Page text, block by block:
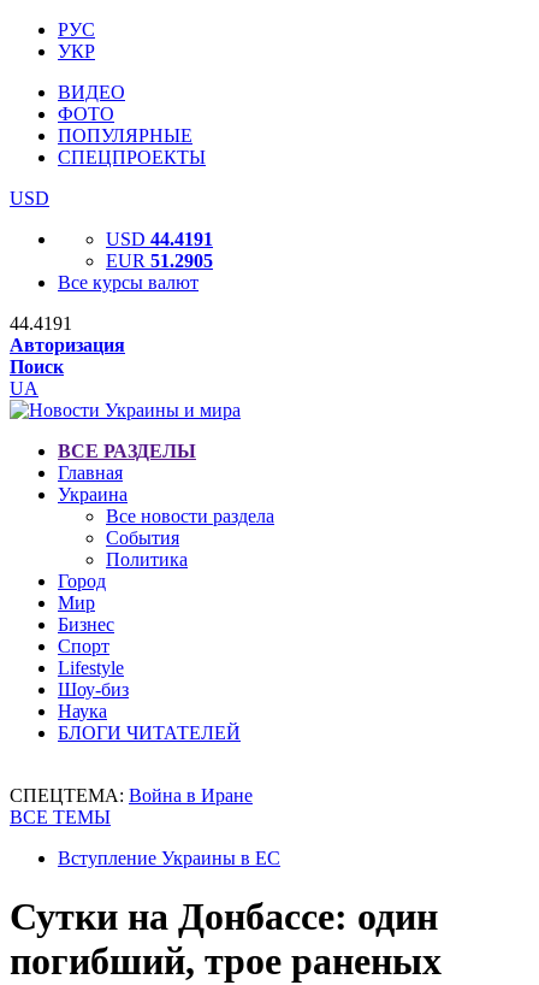
РУС
УКР
ВИДЕО
ФОТО
ПОПУЛЯРНЫЕ
СПЕЦПРОЕКТЫ
USD
USD 44.4191
EUR 51.2905
Все курсы валют
44.4191
Авторизация
Поиск
UA
ВСЕ РАЗДЕЛЫ
Главная
Украина
Все новости раздела
События
Политика
Город
Мир
Бизнес
Спорт
Lifestyle
Шоу-биз
Наука
БЛОГИ ЧИТАТЕЛЕЙ
СПЕЦТЕМА: Война в Иране
ВСЕ ТЕМЫ
Вступление Украины в ЕС
Сутки на Донбассе: один
погибший, трое раненых